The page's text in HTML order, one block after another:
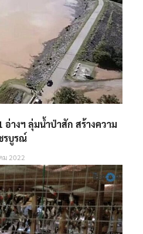
อ่างฯ ลุ่มน้ำป่าสัก สร้างความ
รบูรณ์
ม 2022